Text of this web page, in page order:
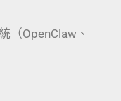
（OpenClaw、